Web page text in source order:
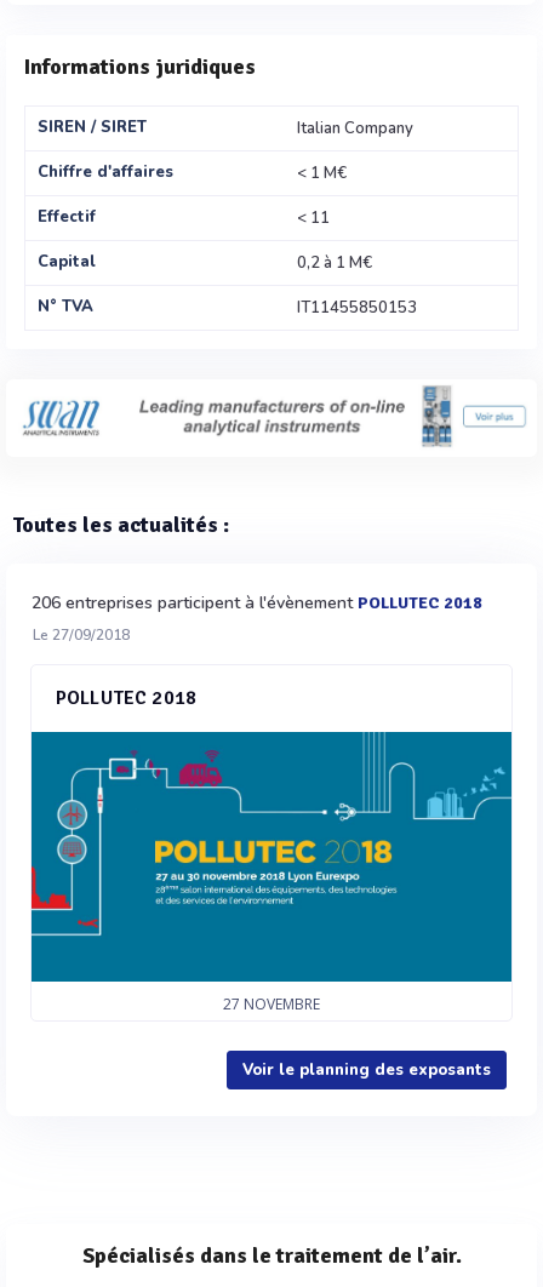
Informations juridiques
SIREN / SIRET
Italian Company
Chiffre d'affaires
< 1 M€
Effectif
< 11
Capital
0,2 à 1 M€
N° TVA
IT11455850153
Toutes les actualités :
206 entreprises participent à l'évènement POLLUTEC 2018
Le 27/09/2018
POLLUTEC 2018
27 NOVEMBRE
Voir le planning des exposants
Spécialisés dans le traitement de l’air.